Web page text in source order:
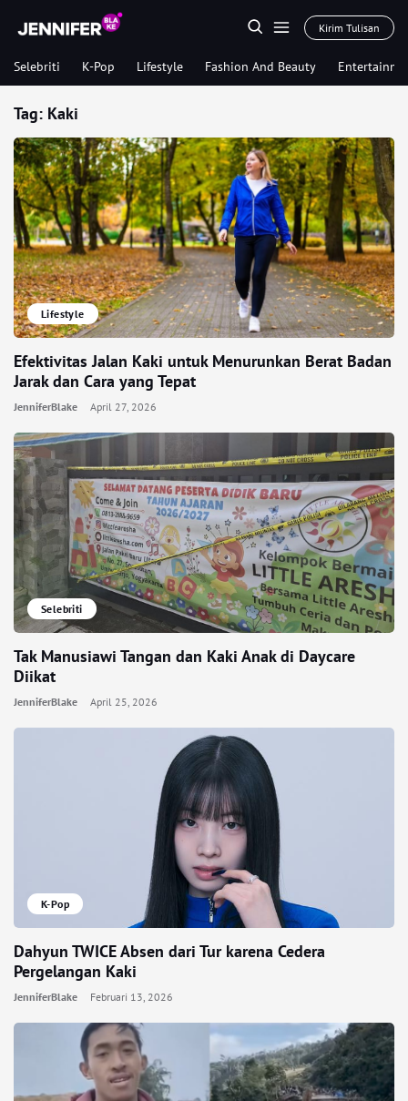
Kirim Tulisan
Selebriti K-Pop Lifestyle Fashion And Beauty
Tag: Kaki
Lifestyle
Efektivitas Jalan Kaki untuk Menurunkan Berat Badan
Jarak dan Cara yang Tepat
JenniferBlake April 27, 2026
Selebriti
Tak Manusiawi Tangan dan Kaki Anak di Daycare
Diikat
JenniferBlake April 25, 2026
K-Pop
Dahyun TWICE Absen dari Tur karena Cedera
Pergelangan Kaki
JenniferBlake Februari 13, 2026